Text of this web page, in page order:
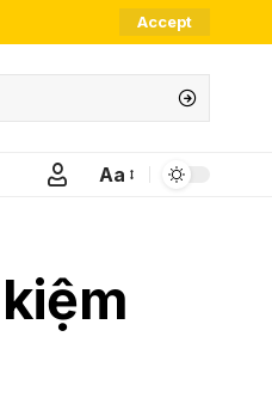
Accept
Font
Aa